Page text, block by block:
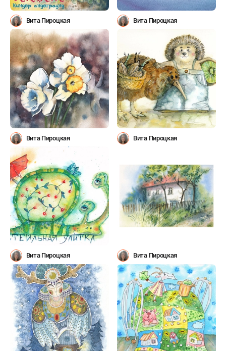
Вита Пироцкая Вита Пироцкая
Вита Пироцкая Вита Пироцкая
Вита Пироцкая Вита Пироцкая